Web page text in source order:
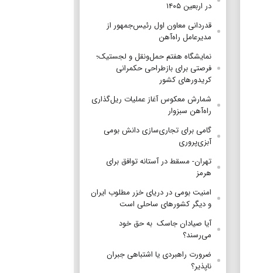
در اربعین ۱۴۰۵
قدردانی معاون اول رئیس‌جمهور از
مدیرعامل راه‌آهن
نمایشگاه هفتم حمل‌ونقل و لجستیک؛
فرصتی برای بازطراحی حکمرانی
کریدورهای کشور
شمارش معکوس آغاز عملیات ریل‌گذاری
راه‌آهن سبزوار
گامی برای تجاری‌سازی دانش بومی
آبزی‌پروری
تهران- مسقط در آستانه توافق برای
هرمز
امنیت بومی در دریای خزر مطلوب ایران
و دیگر کشورهای ساحلی است
آیا صیادان جاسک به حق خود
می‌رسند؟
ضرورت راهبردی یا اشتباهی جبران
ناپذیر؟